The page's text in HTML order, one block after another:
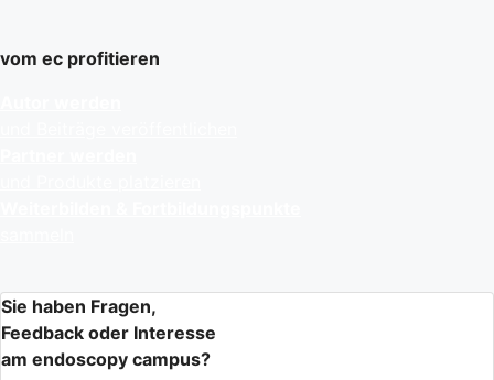
vom ec profitieren
Sie haben Fragen,
Feedback oder Interesse
am endoscopy campus?